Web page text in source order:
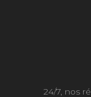
24/7, nos